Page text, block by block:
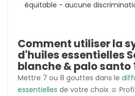
équitable - aucune
Comment utiliser la
d'huiles essentielles
blanche & palo santo
Mettre 7 ou 8 gouttes dans le
essentielles de votre choix ☺️